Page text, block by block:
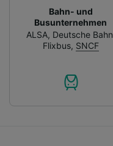
Bahn- und
Busunternehmen
ALSA, Deutsche Bahn
Flixbus, SNCF